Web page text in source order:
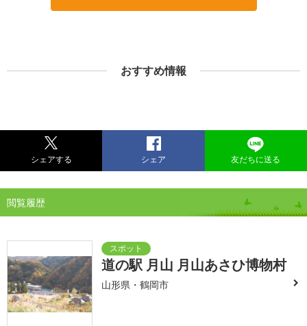
おすすめ情報
シェアする シェア 友だちに送る
閲覧履歴
道の駅 月山 月山あさひ博物村
山形県・鶴岡市